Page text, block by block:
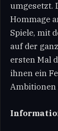
umgesetzt.
Hommage
Spiele, mit
auf der
ersten Mal
ihnen ein
Ambitionen